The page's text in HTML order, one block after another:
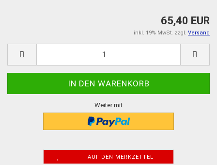
65,40 EUR
inkl. 19% MwSt. zzgl. Versand
Weiter mit
AUF DEN MERKZETTEL